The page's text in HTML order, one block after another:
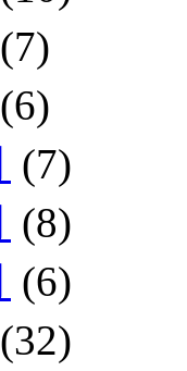
(7)
(6)
(7)
(8)
(6)
(32)